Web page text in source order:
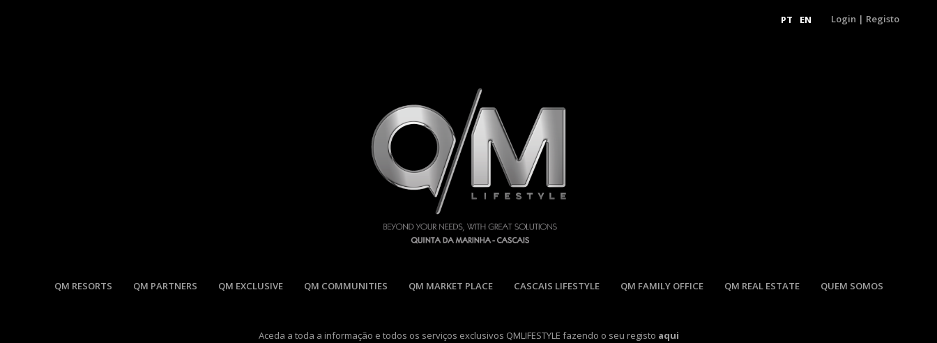
PT EN Login | Registo
QM RESORTS QM PARTNERS QM EXCLUSIVE QM COMMUNITIES QM MARKET PLACE CASCAIS LIFESTYLE QM FAMILY OFFICE QM REAL ESTATE QUEM SOMOS
Aceda a toda a informação e todos os serviços exclusivos QMLIFESTYLE fazendo o seu registo aqui